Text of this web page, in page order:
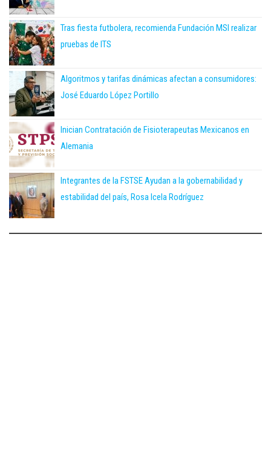
Tras fiesta futbolera, recomienda Fundación MSI realizar
pruebas de ITS
Algoritmos y tarifas dinámicas afectan a consumidores:
José Eduardo López Portillo
Inician Contratación de Fisioterapeutas Mexicanos en
Alemania
Integrantes de la FSTSE Ayudan a la gobernabilidad y
estabilidad del país, Rosa Icela Rodríguez